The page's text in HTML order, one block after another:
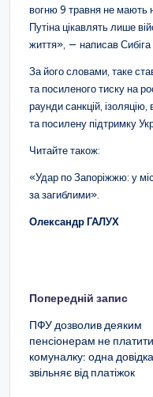
вогню 9 травня не мають
Путіна цікавлять лише
життя», — написав Сибіга
За його словами, таке
та посиленого тиску на
раунди санкцій, ізоляцію,
та посилену підтримку
Читайте також:
«Удар по Запоріжжю: у
за загиблими».
Олександр ГАЛУХ
Навігація
по
запису
Попередній запис
ПФУ дозволив деяким
пенсіонерам не платити
комуналку: одна довідка
звільняє від платіжок